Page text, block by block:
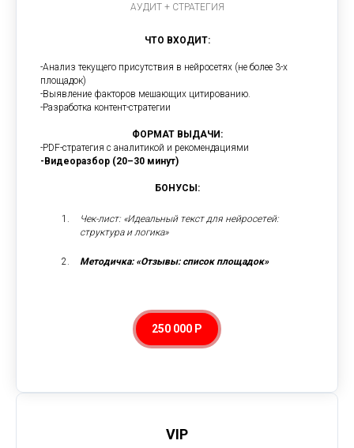
АУДИТ + СТРАТЕГИЯ
ЧТО ВХОДИТ:
-Анализ текущего присутствия в нейросетях (не более 3-х
площадок)
-Выявление факторов мешающих цитированию.
-Разработка контент-стратегии
ФОРМАТ ВЫДАЧИ:
-PDF-стратегия с аналитикой и рекомендациями
-Видеоразбор (20–30 минут)
БОНУСЫ:
Чек-лист: «Идеальный текст для нейросетей:
структура и логика»
Методичка: «Отзывы: список площадок»
250 000 Р
VIP